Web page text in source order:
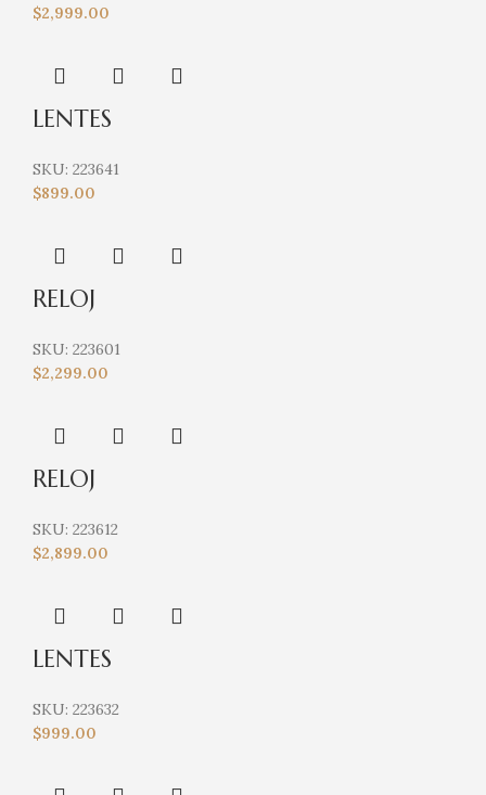
$2,999.00
LENTES
SKU: 223641
$899.00
RELOJ
SKU: 223601
$2,299.00
RELOJ
SKU: 223612
$2,899.00
LENTES
SKU: 223632
$999.00